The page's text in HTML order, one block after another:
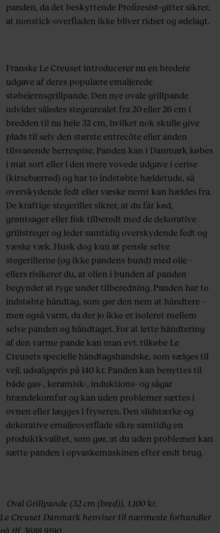
panden, da det beskyttende Profiresist-gitter sikrer,
at nonstick-overfladen ikke bliver ridset og ødelagt.
Franske Le Creuset introducerer nu en bredere
udgave af deres populære emaljerede
støbejernsgrillpande. Den nye ovale grillpande
udvider således stegearealet fra 20 eller 26 cm i
bredden til nu hele 32 cm, hvilket nok skulle give
plads til selv den største entrecôte eller anden
tilsvarende herrespise. Panden kan i Danmark købes
i mat sort eller i den mere vovede udgave i cerise
(kirsebærrød) og har to indstøbte hældetude, så
overskydende fedt eller væske nemt kan hældes fra.
De kraftige stegeriller sikrer, at du får kød,
grøntsager eller fisk tilberedt med de dekorative
grillstreger og leder samtidig overskydende fedt og
væske væk. Husk dog kun at pensle selve
stegerillerne (og ikke pandens bund) med olie –
ellers risikerer du, at olien i bunden af panden
begynder at ryge under tilberedning. Panden har to
indstøbte håndtag, som gør den nem at håndtere –
men også varm, da der jo ikke er isoleret mellem
selve panden og håndtaget. For at lette håndtering
af den varme pande kan man evt. tilkøbe Le
Creusets specielle håndtagshandske, som sælges til
vejl. udsalgspris på 140 kr. Panden kan benyttes til
både gas-, keramisk-, induktions- og sågar
brændekomfur og kan uden problemer sættes i
ovnen eller lægges i fryseren. Den slidstærke og
dekorative emaljeoverflade sikre samtidig en
produktkvalitet, som gør, at du uden problemer kan
sætte panden i opvaskemaskinen efter endt brug.
Oval Grillpande (32 cm (bred)), 1.100 kr.
Le Creuset Danmark henviser til nærmeste forhandler
på tlf. 3688 9190